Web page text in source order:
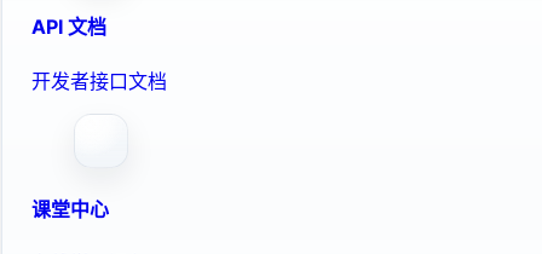
API 文档
开发者接口文档
课堂中心